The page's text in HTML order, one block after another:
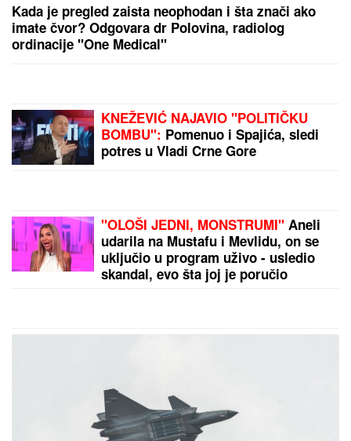
Kada je pregled zaista neophodan i šta znači ako
imate čvor? Odgovara dr Polovina, radiolog
ordinacije "One Medical"
KNEŽEVIĆ NAJAVIO "POLITIČKU
BOMBU": Pomenuo i Spajića, sledi
potres u Vladi Crne Gore
"OLOŠI JEDNI, MONSTRUMI" Aneli
udarila na Mustafu i Mevlidu, on se
uključio u program uživo - usledio
skandal, evo šta joj je poručio